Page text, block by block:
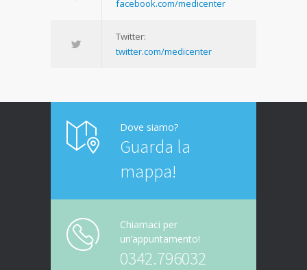
facebook.com/medicenter
Twitter:
twitter.com/medicenter
Dove siamo?
Guarda la
mappa!
Chiamaci per
un’appuntamento!
0342.796032